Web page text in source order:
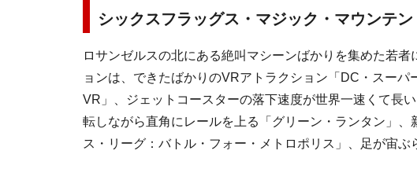
シックスフラッグス・マジック・マウンテン
ロサンゼルスの北にある絶叫マシーンばかりを集めた若
ョンは、できたばかりのVRアトラクション「DC・スー
VR」、ジェットコースターの落下速度が世界一速くて長
転しながら直角にレールを上る「グリーン・ランタン」
ス・リーグ：バトル・フォー・メトロポリス」、足が宙ぶ